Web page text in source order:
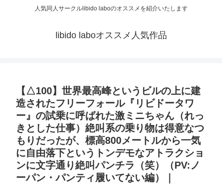
人気同人サークルlibido laboのオススメを紹介いたします
libido laboオススメ人気作品
【△100】世界最高峰というビルの上に建
造されたフリーフォール『リビドータワ
ー』の試乗に呼ばれた激ミニちゃん（れっ
きとした仕事）絶叫系の乗り物は得意なつ
もりだったが、標高800メートルから一気
に自由落下というトンデモなアトラクショ
ンに文字通り絶叫パンチラ（笑）（PV:ノ
ーパン・パンティ履いてない編）｜